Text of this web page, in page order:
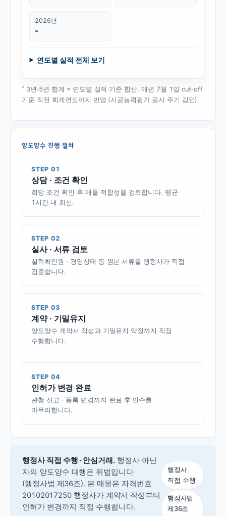
2026년
-
연도별 실적 전체 보기
* 3년·5년 합계 = 연도별 실적 기준 합산. 매년 7월 1일 cut-off
기준 직전 회계연도까지 반영 (시공능력평가 공시 주기 감안).
양도양수 진행 절차
STEP 01
상담 · 조건 확인
희망 조건 확인 후 매물 적합성을 검토합니다. 평균
1시간 내 회신.
STEP 02
실사 · 서류 검토
실적확인원 · 경영상태 등 원본 서류를 행정사가 직접
검증합니다.
STEP 03
계약 · 기밀유지
양도양수 계약서 작성과 기밀유지 약정까지 직접
수행합니다.
STEP 04
인허가 변경 완료
관청 신고 · 등록 변경까지 완료 후 인수를
마무리합니다.
행정사 직접 수행 · 안심거래. 행정사 아닌
자의 양도양수 대행은 위법입니다
(행정사법 제36조). 본 매물은 자격번호
20102017250 행정사가 계약서 작성부터
인허가 변경까지 직접 수행합니다.
행정사
직접 수행
행정사법
제36조